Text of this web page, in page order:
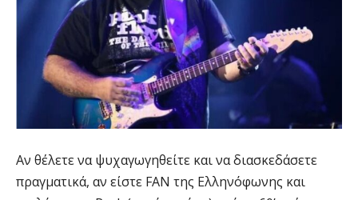
Αν θέλετε να ψυχαγωγηθείτε και να διασκεδάσετε
πραγματικά, αν είστε FAN της Ελληνόφωνης και